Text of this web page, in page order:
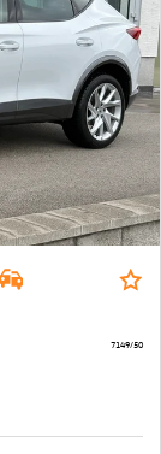
7149/50